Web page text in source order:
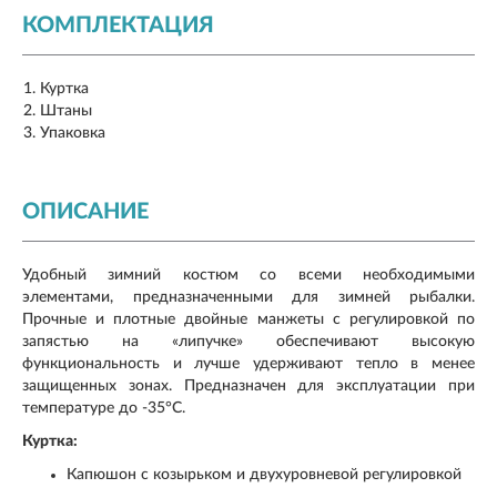
КОМПЛЕКТАЦИЯ
Куртка
Штаны
Упаковка
ОПИСАНИЕ
Удобный зимний костюм со всеми необходимыми
элементами, предназначенными для зимней рыбалки.
Прочные и плотные двойные манжеты с регулировкой по
запястью на «липучке» обеспечивают высокую
функциональность и лучше удерживают тепло в менее
защищенных зонах. Предназначен для эксплуатации при
температуре до -35°C.
Куртка:
Капюшон с козырьком и двухуровневой регулировкой